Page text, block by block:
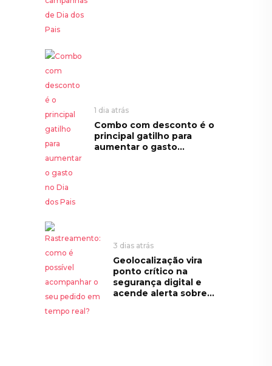
1 dia atrás
Combo com desconto é o
principal gatilho para
aumentar o gasto...
3 dias atrás
Geolocalização vira
ponto crítico na
segurança digital e
acende alerta sobre...